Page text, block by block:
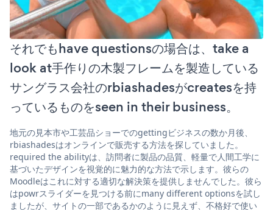
それでもhave questionsの場合は、take a
look at手作りの木製フレームを製造している
サングラス会社のrbiashadesがcreatesを持
っているものをseen in their business。
地元の見本市や工芸品ショーでのgettingビジネスの数か月後、
rbiashadesはオンラインで販売する方法を探していました。
required the abilityは、訪問者に製品の品質、軽量で人間工学に
基づいたデザインを視覚的に魅力的な方法で示します。彼らの
Moodleはこれに対する適切な解決策を提供しませんでした。彼ら
はpowrスライダーを見つける前にmany different optionsを試し
ましたが、サイトの一部であるかのように見えず、不格好で使い